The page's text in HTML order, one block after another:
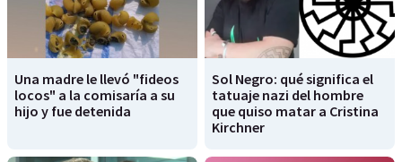
Una madre le llevó "fideos
locos" a la comisaría a su
hijo y fue detenida
Sol Negro: qué significa el
tatuaje nazi del hombre
que quiso matar a Cristina
Kirchner